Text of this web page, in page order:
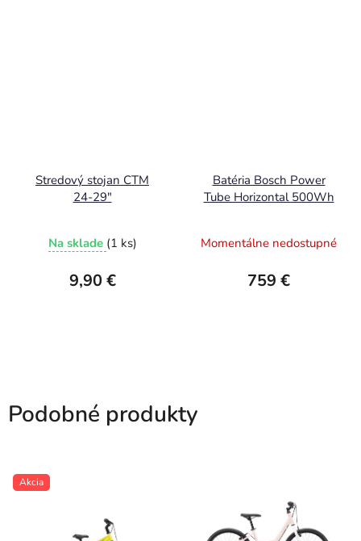
Stredový stojan CTM
24-29"
Na sklade (1 ks)
9,90 €
Batéria Bosch Power
Tube Horizontal 500Wh
Momentálne nedostupné
759 €
Podobné produkty
Akcia